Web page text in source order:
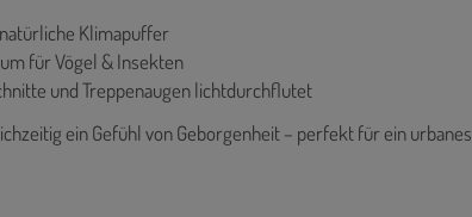
Klimapuffer
für Vögel & Insekten
und Treppenaugen lichtdurchflutet
ein Gefühl von Geborgenheit – perfekt für ein urbanes